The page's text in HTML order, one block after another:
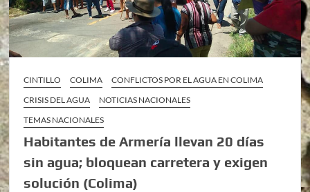
CINTILLO COLIMA
CONFLICTOS POR EL AGUA EN COLIMA
CRISIS DEL AGUA
NOTICIAS NACIONALES
TEMAS NACIONALES
Habitantes de Armería llevan 20 días
sin agua; bloquean carretera y exigen
solución (Colima)